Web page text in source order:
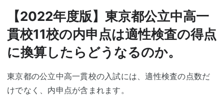
【2022年度版】東京都公立中高一
貫校11校の内申点は適性検査の得点
に換算したらどうなるのか。
東京都の公立中高一貫校の入試には、適性検査の点数だ
けでなく、内申点が含まれます。